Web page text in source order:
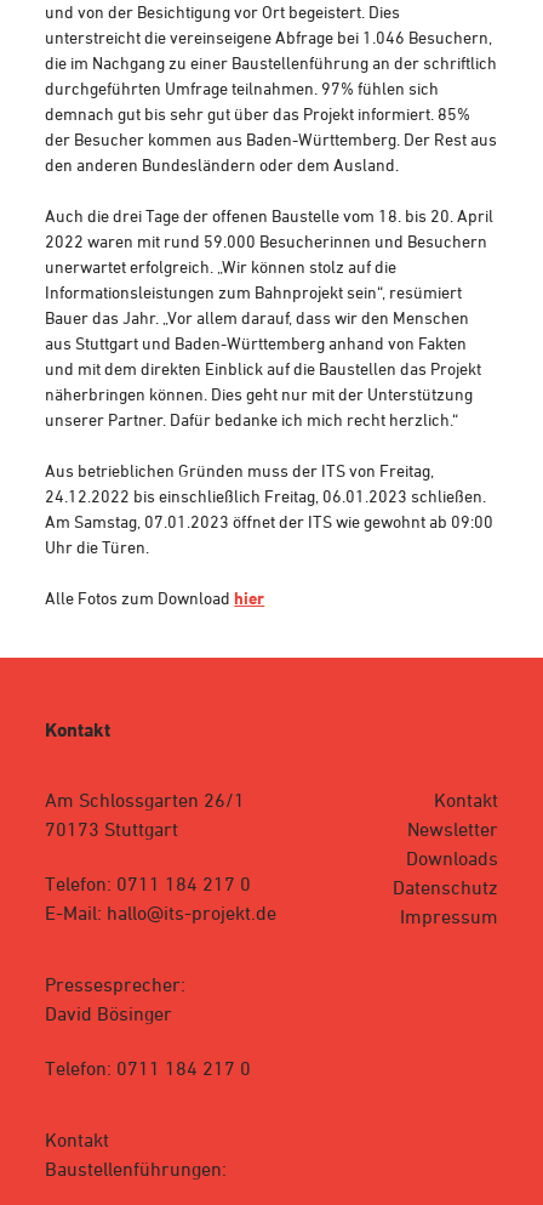
und von der Besichtigung vor Ort begeistert. Dies
unterstreicht die vereinseigene Abfrage bei 1.046 Besuchern,
die im Nachgang zu einer Baustellenführung an der schriftlich
durchgeführten Umfrage teilnahmen. 97% fühlen sich
demnach gut bis sehr gut über das Projekt informiert. 85%
der Besucher kommen aus Baden-Württemberg. Der Rest aus
den anderen Bundesländern oder dem Ausland.
Auch die drei Tage der offenen Baustelle vom 18. bis 20. April
2022 waren mit rund 59.000 Besucherinnen und Besuchern
unerwartet erfolgreich. „Wir können stolz auf die
Informationsleistungen zum Bahnprojekt sein“, resümiert
Bauer das Jahr. „Vor allem darauf, dass wir den Menschen
aus Stuttgart und Baden-Württemberg anhand von Fakten
und mit dem direkten Einblick auf die Baustellen das Projekt
näherbringen können. Dies geht nur mit der Unterstützung
unserer Partner. Dafür bedanke ich mich recht herzlich.“
Aus betrieblichen Gründen muss der ITS von Freitag,
24.12.2022 bis einschließlich Freitag, 06.01.2023 schließen.
Am Samstag, 07.01.2023 öffnet der ITS wie gewohnt ab 09:00
Uhr die Türen.
Alle Fotos zum Downloadhier
Kontakt
Am Schlossgarten 26/1
70173 Stuttgart
Telefon: 0711 184 217 0
E-Mail: hallo@its-projekt.de
Pressesprecher:
David Bösinger
Telefon: 0711 184 217 0
Kontakt
Baustellenführungen:
Kontakt
Newsletter
Downloads
Datenschutz
Impressum